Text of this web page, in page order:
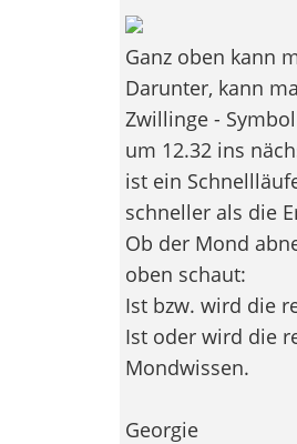
Ganz oben kann
Darunter, kann
Zwillinge -
um 12.32 ins
ist ein
schneller als die
Ob der Mond
oben schaut:
Ist bzw. wird die
Ist oder wird die
Mondwissen.
Georgie